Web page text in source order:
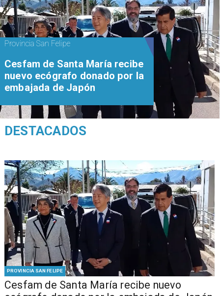
PROVINCIA SAN FELIPE
Cesfam de Santa María recibe nuevo
Provincia San Felipe
Cesfam de Santa María recibe
nuevo ecógrafo donado por la
embajada de Japón
DESTACADOS